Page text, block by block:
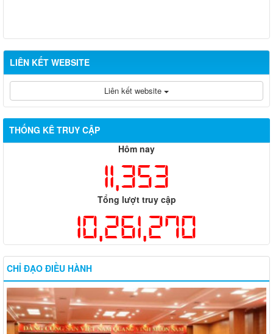
LIÊN KẾT WEBSITE
Liên kết website
THỐNG KÊ TRUY CẬP
Hôm nay
11,353
Tổng lượt truy cập
10,261,270
CHỈ ĐẠO ĐIỀU HÀNH